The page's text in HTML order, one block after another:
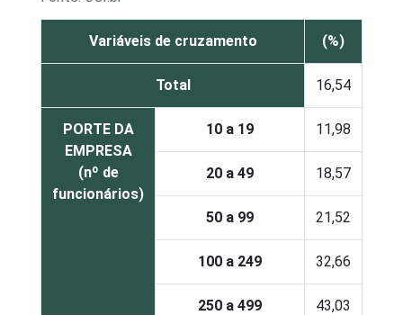
Variáveis de cruzamento (%)
Total 16,54
PORTE DA
EMPRESA
(nº de
funcionários)
10 a 19 11,98
20 a 49 18,57
50 a 99 21,52
100 a 249 32,66
250 a 499 43,03